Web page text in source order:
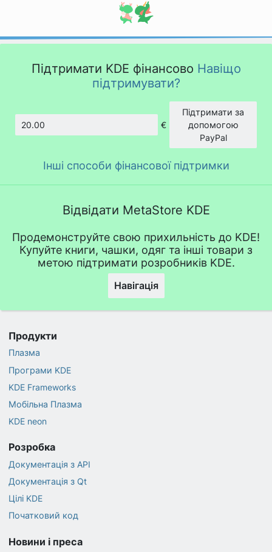
Підтримати KDE фінансово Навіщо
підтримувати?
€
Підтримати за
допомогою
PayPal
Інші способи фінансової підтримки
Відвідати MetaStore KDE
Продемонструйте свою прихильність до KDE!
Купуйте книги, чашки, одяг та інші товари з
метою підтримати розробників KDE.
Навігація
Продукти
Плазма
Програми KDE
KDE Frameworks
Мобільна Плазма
KDE neon
Розробка
Документація з API
Документація з Qt
Цілі KDE
Початковий код
Новини і преса